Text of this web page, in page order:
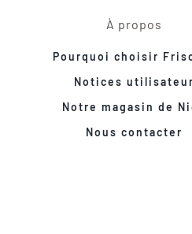
À propos
Pourquoi choisir
Notices utilisateur
Notre magasin de
Nous contacter